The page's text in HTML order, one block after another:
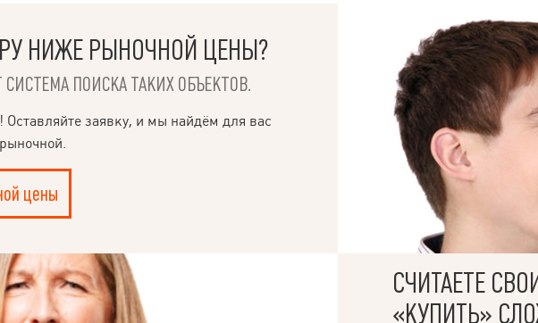
НИЖЕ РЫНОЧНОЙ ЦЕНЫ?
СИСТЕМА ПОИСКА ТАКИХ ОБЪЕКТОВ.
заявку, и мы найдём для вас
цены
СЧИТАЕТЕ
«КУПИТЬ»